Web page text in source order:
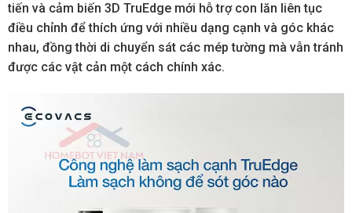
tiến và cảm biến 3D TruEdge mới hỗ trợ con lăn liên tục
điều chỉnh để thích ứng với nhiều dạng cạnh và góc khác
nhau, đồng thời di chuyển sát các mép tường mà vẫn tránh
được các vật cản một cách chính xác.